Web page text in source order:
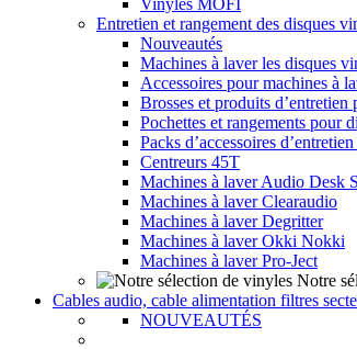
Vinyles MOFI
Entretien et rangement des disques
Nouveautés
Machines à laver les disques
Accessoires pour machines à
Brosses et produits d’entretien
Pochettes et rangements pour
Packs d’accessoires
Centreurs 45T
Machines à laver Audio Desk
Machines à laver Clearaudio
Machines à laver Degritter
Machines à laver Okki Nokki
Machines à laver Pro-Ject
Notre
Cables audio, cable alimentation filtres
NOUVEAUTÉS